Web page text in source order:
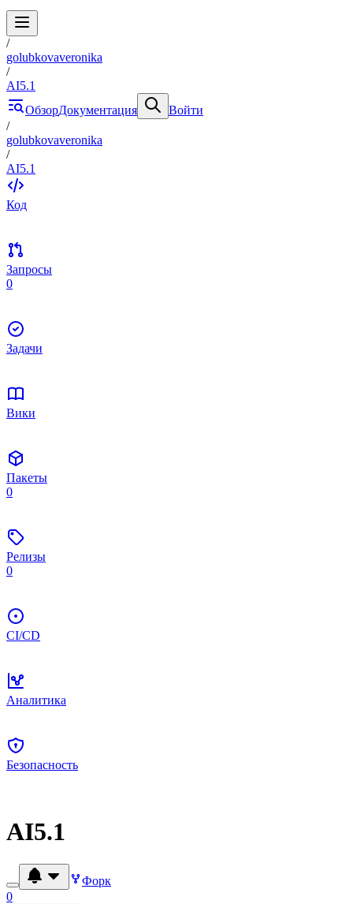
/
golubkovaveronika
/
AI5.1
ОбзорДокументация
Войти
/
golubkovaveronika
/
AI5.1
Код
Запросы
0
Задачи
Вики
Пакеты
0
Релизы
0
CI/CD
Аналитика
Безопасность
AI5.1
Форк
0